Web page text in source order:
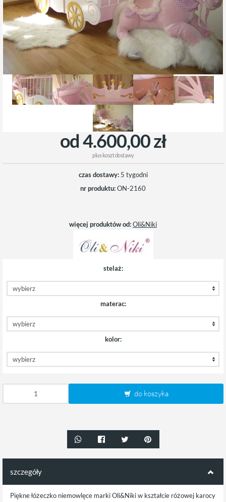
od 4.600,00 zł
plus koszt dostawy
czas dostawy: 5 tygodni
nr produktu:ON-2160
więcej produktów od:Oli&Niki
stelaż:
materac:
kolor:
do koszyka
szczegóły
Piękne łóżeczko niemowlęce marki Oli&Niki w kształcie różowej karocy